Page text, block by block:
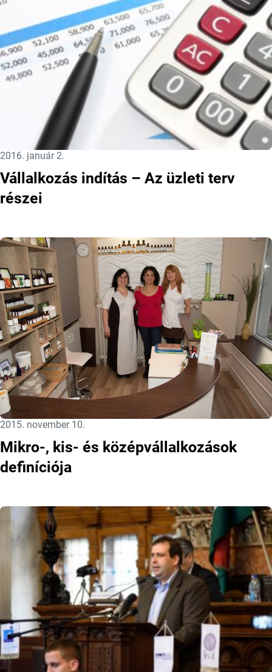
Közzétéve:
2016. január 2.
Vállalkozás indítás – Az üzleti terv
részei
Közzétéve:
2015. november 10.
Mikro-, kis- és középvállalkozások
definíciója